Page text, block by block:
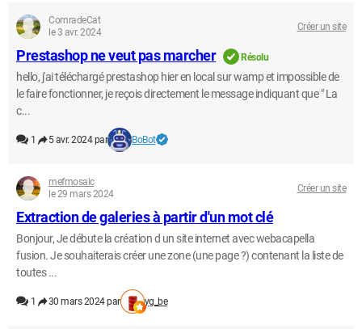
ComradeCat
le 3 avr. 2024
Créer un site
Prestashop ne veut pas marcher Résolu
hello, j'ai téléchargé prestashop hier en local sur wamp et impossible de
le faire fonctionner, je reçois directement le message indiquant que " La
c...
1 5 avr. 2024 par BoBot
mefmosaic
le 29 mars 2024
Créer un site
Extraction de galeries à partir d'un mot clé
Bonjour, Je débute la création d un site internet avec webacapella
fusion. Je souhaiterais créer une zone (une page ?) contenant la liste de
toutes ...
1 30 mars 2024 par yg_be